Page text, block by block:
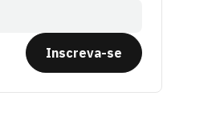
Inscreva-se